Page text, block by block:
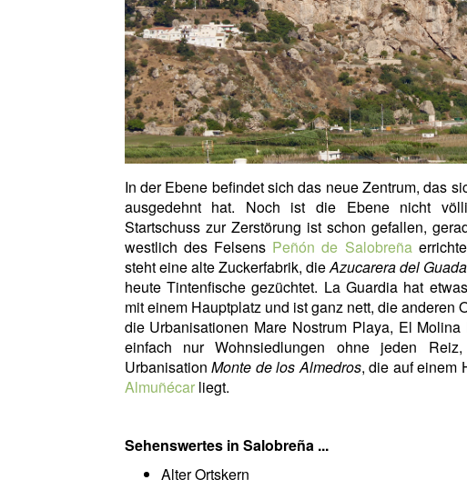
In der Ebene befindet sich das neue Zentrum, das
ausgedehnt hat. Noch ist die Ebene nicht
Startschuss zur Zerstörung ist schon gefallen,
westlich des Felsens Peñón de Salobreña
steht eine alte Zuckerfabrik, dieAzucarera del
heute Tintenfische gezüchtet. La Guardia hat
mit einem Hauptplatz und ist ganz nett, die anderen
die Urbanisationen Mare Nostrum Playa, El
einfach nur Wohnsiedlungen ohne jeden
Urbanisation Monte de los Almedros, die auf einem
Almuñécarliegt.
Sehenswertes in Salobreña ...
Alter Ortskern